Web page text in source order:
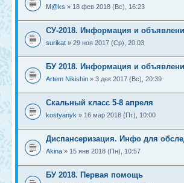
M@ks » 18 фев 2018 (Вс), 16:23
СУ-2018. Информация и
surikat » 29 ноя 2017 (Ср), 20:03
БУ 2018. Информация и
Artem Nikishin » 3 дек 2017 (Вс), 20:39
Скальный класс 5-8 апреля
kostyanyk » 16 мар 2018 (Пт), 10:00
Диспансеризация. Инфо для
Akina » 15 янв 2018 (Пн), 10:57
БУ 2018. Первая помощь